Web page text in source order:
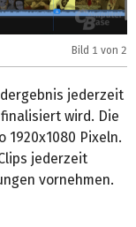
Bild 1 von 2
jederzeit
wird. Die
1920x1080 Pixeln.
jederzeit
vornehmen.